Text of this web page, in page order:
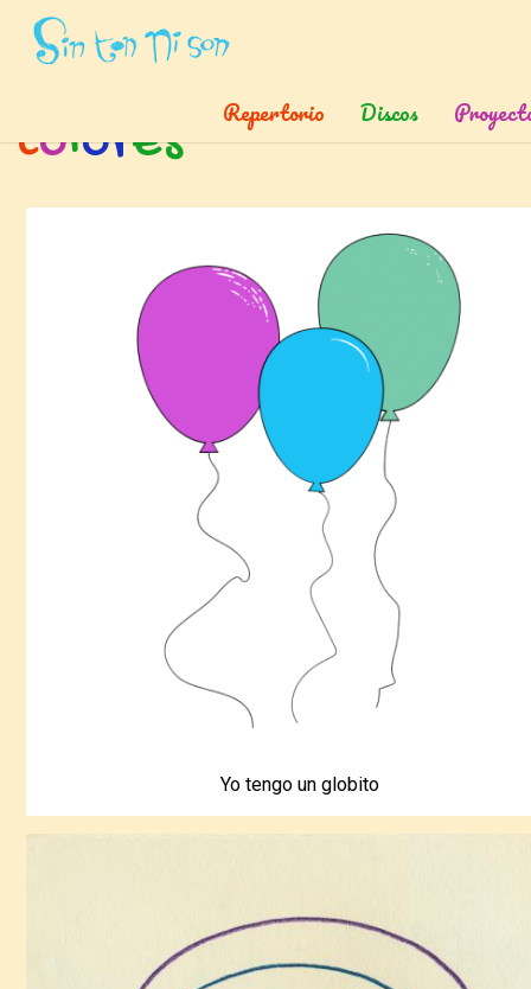
Repertorio Discos
Inicio » Etiquetas » Colores
colores
Yo tengo un globito